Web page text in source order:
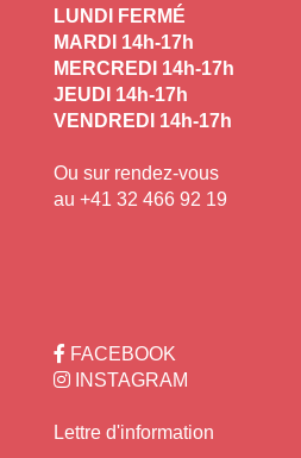
+
LUNDI FERMÉ
MARDI 14h-17h
MERCREDI 14h-17h
JEUDI 14h-17h
VENDREDI 14h-17h
Ou sur rendez-vous
au +41 32 466 92 19
FACEBOOK
INSTAGRAM
Lettre d'information